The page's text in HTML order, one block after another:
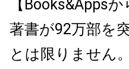
【Books&Apps
著書が92万部を
とは限りません。